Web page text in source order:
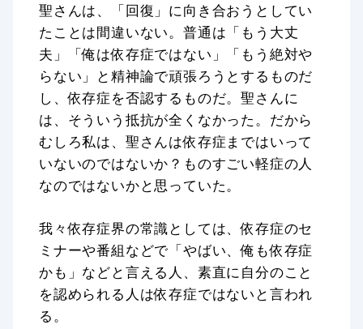
聖さんは、「回復」に向き合おうとしてい
たことは間違いない。普通は「もう大丈
夫」「俺は依存症ではない」「もう絶対や
らない」と精神論で頑張ろうとするものだ
し、依存症を否認するものだ。聖さんに
は、そういう抵抗が全くなかった。だから
むしろ私は、聖さんは依存症まではいって
いないのではないか？ものすごい軽症の人
なのではないかと思っていた。
我々依存症界の常識としては、依存症のセ
ミナーや番組などで「やばい、俺も依存症
かも」などと言える人、素直に自分のこと
を認められる人は依存症ではないと言われ
る。